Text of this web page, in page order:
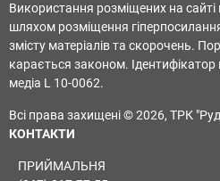
Використання розміщених на сайті
шляхом розміщення
змісту матеріалів та скорочень.
карається законом. Ідентифікатор
медіа L 10-0062.
Всі права захищені © 2026, ТРК
КОНТАКТИ
ПРИЙМАЛЬНЯ